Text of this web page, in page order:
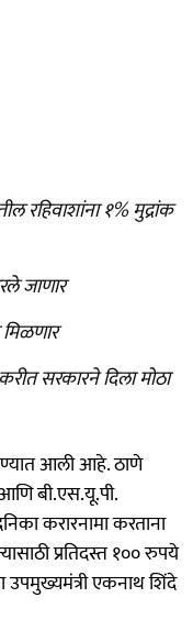
रहिवाशांना १% मुद्रांक
जाणार
सरकारने दिला मोठा
आली आहे. ठाणे
बी.एस.यू.पी.
करारनामा करताना
प्रतिदस्त १०० रुपये
उपमुख्यमंत्री एकनाथ शिंदे